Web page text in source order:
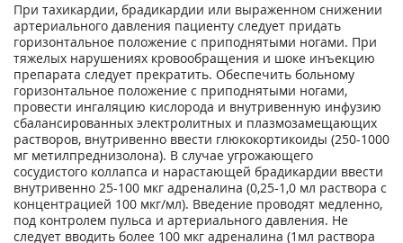
При тахикардии, брадикардии или выраженном снижении
артериального давления пациенту следует придать
горизонтальное положение с приподнятыми ногами. При
тяжелых нарушениях кровообращения и шоке инъекцию
препарата следует прекратить. Обеспечить больному
горизонтальное положение с приподнятыми ногами,
провести ингаляцию кислорода и внутривенную инфузию
сбалансированных электролитных и плазмозамещающих
растворов, внутривенно ввести глюкокортикоиды (250-1000
мг метилпреднизолона). В случае угрожающего
сосудистого коллапса и нарастающей брадикардии ввести
внутривенно 25-100 мкг адреналина (0,25-1,0 мл раствора с
концентрацией 100 мкг/мл). Введение проводят медленно,
под контролем пульса и артериального давления. Не
следует вводить более 100 мкг адреналина (1мл раствора